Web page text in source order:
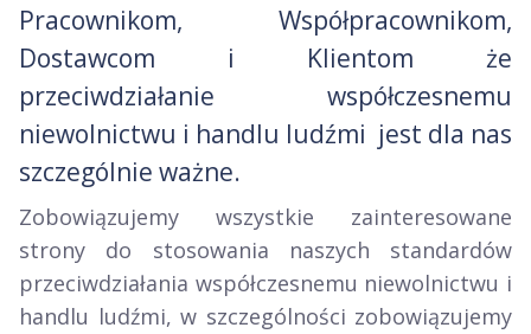
Pracownikom, Współpracownikom,
Dostawcom i Klientom że
przeciwdziałanie współczesnemu
niewolnictwu i handlu ludźmi jest dla nas
szczególnie ważne.
Zobowiązujemy wszystkie zainteresowane
strony do stosowania naszych standardów
przeciwdziałania współczesnemu niewolnictwu i
handlu ludźmi, w szczególności zobowiązujemy